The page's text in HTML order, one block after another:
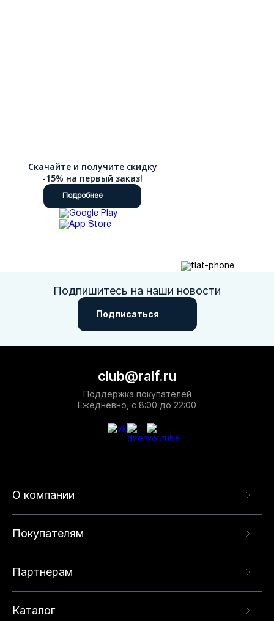
Скачайте и получите скидку
-15% на первый заказ!
Подробнее
Подпишитесь на наши новости
Подписаться
О компании
Покупателям
Партнерам
Каталог
club@ralf.ru
Поддержка покупателей
Ежедневно, с 8:00 до 22:00